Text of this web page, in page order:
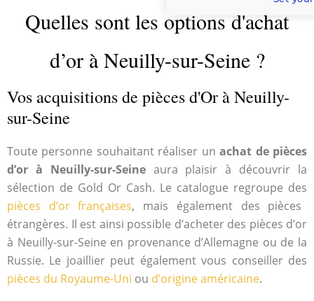
Quelles sont les options d'achat
d’or à Neuilly-sur-Seine ?
Vos acquisitions de pièces d'Or à Neuilly-
sur-Seine
Toute personne souhaitant réaliser unachat de pièces
d’or à Neuilly-sur-Seineaura plaisir à découvrir la
sélection de Gold Or Cash. Le catalogue regroupe des
pièces d’or françaises, mais également des pièces
étrangères. Il est ainsi possible d’acheter des pièces d’or
à Neuilly-sur-Seine en provenance d’Allemagne ou de la
Russie. Le joaillier peut également vous conseiller des
pièces du Royaume-Uni ou d’origine américaine.